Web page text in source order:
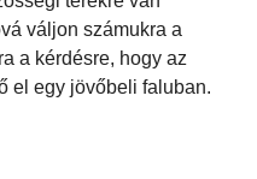
váljon számukra a
a kérdésre, hogy az
el egy jövőbeli faluban.